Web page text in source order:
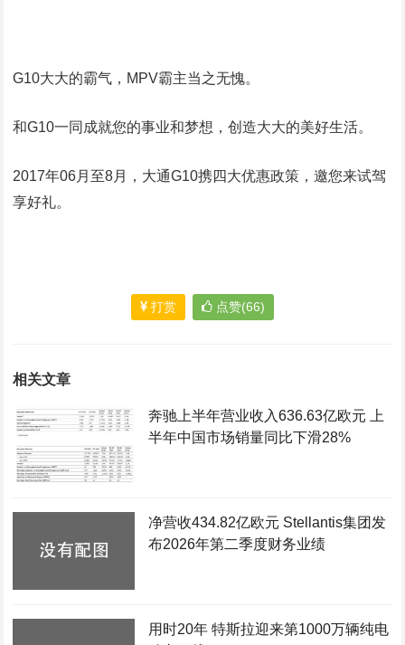
G10大大的霸气，MPV霸主当之无愧。
和G10一同成就您的事业和梦想，创造大大的美好生活。
2017年06月至8月，大通G10携四大优惠政策，邀您来试驾
享好礼。
打赏 点赞(66)
相关文章
奔驰上半年营业收入636.63亿欧元 上
半年中国市场销量同比下滑28%
净营收434.82亿欧元 Stellantis集团发
布2026年第二季度财务业绩
用时20年 特斯拉迎来第1000万辆纯电